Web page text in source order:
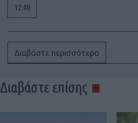
12:40
Διαβάστε περισσότερα
Διαβάστε επίσης